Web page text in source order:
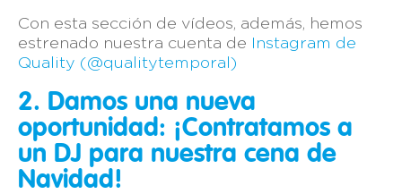
Con esta sección de vídeos, además, hemos
estrenado nuestra cuenta de Instagram de
Quality (@qualitytemporal)
2. Damos una nueva
oportunidad: ¡Contratamos a
un DJ para nuestra cena de
Navidad!